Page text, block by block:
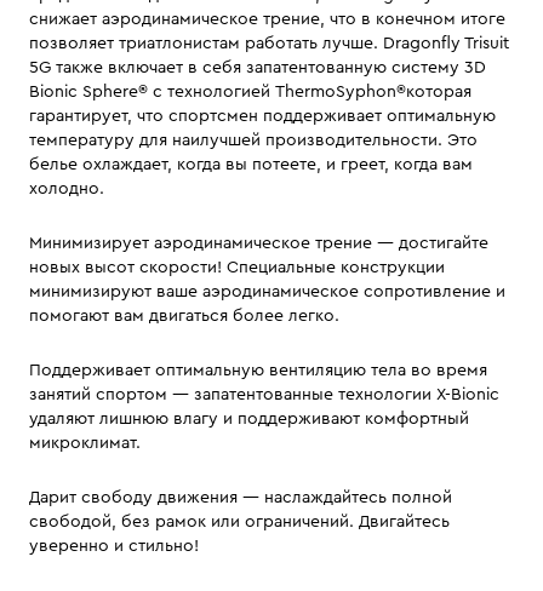
снижает аэродинамическое трение, что в конечном итоге
позволяет триатлонистам работать лучше. Dragonfly Trisuit
5G также включает в себя запатентованную систему 3D
Bionic Sphere® с технологией ThermoSyphon®которая
гарантирует, что спортсмен поддерживает оптимальную
температуру для наилучшей производительности. Это
белье охлаждает, когда вы потеете, и греет, когда вам
холодно.
Минимизирует аэродинамическое трение — достигайте
новых высот скорости! Специальные конструкции
минимизируют ваше аэродинамическое сопротивление и
помогают вам двигаться более легко.
Поддерживает оптимальную вентиляцию тела во время
занятий спортом — запатентованные технологии X-Bionic
удаляют лишнюю влагу и поддерживают комфортный
микроклимат.
Дарит свободу движения — наслаждайтесь полной
свободой, без рамок или ограничений. Двигайтесь
уверенно и стильно!